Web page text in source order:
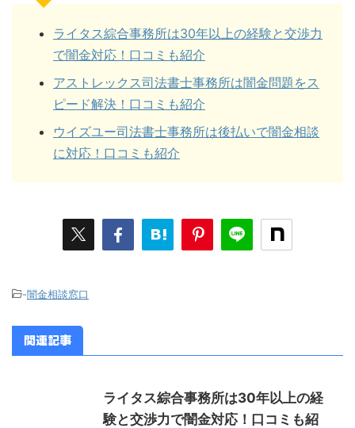
ライタス綜合事務所は30年以上の経験と交渉力
で闇金対応！口コミも紹介
アストレックス司法書士事務所は闇金問題をス
ピード解決！口コミも紹介
ウイズユー司法書士事務所は後払いで闇金相談
に対応！口コミも紹介
-闇金相談窓口
関連記事
ライタス綜合事務所は30年以上の経
験と交渉力で闇金対応！口コミも紹